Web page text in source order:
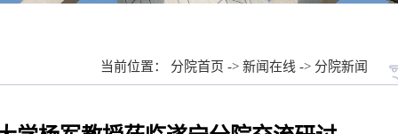
当前位置： 分院首页 -> 新闻在线 -> 分院新闻